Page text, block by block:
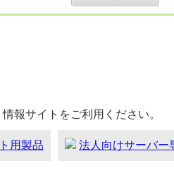
報サイトをご利用ください。
用製品 法人向けサーバー